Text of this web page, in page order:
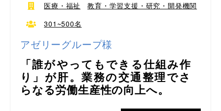
医療・福祉
教育・学習支援・研究・開発機関
301~500名
アゼリーグループ様
「誰がやってもできる仕組み作
り」が肝。業務の交通整理でさ
らなる労働生産性の向上へ。